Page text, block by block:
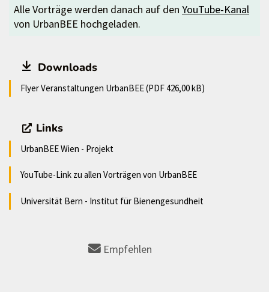
Alle Vorträge werden danach auf den YouTube-Kanal
von UrbanBEE hochgeladen.
Downloads
Flyer Veranstaltungen UrbanBEE (PDF 426,00 kB)
Links
UrbanBEE Wien - Projekt
YouTube-Link zu allen Vorträgen von UrbanBEE
Universität Bern - Institut für Bienengesundheit
Empfehlen